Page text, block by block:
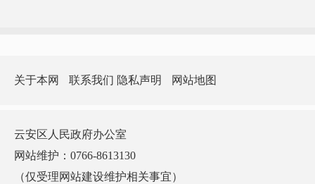
关于本网 联系我们 隐私声明 网站地图
云安区人民政府办公室
网站维护：0766-8613130
（仅受理网站建设维护相关事宜）